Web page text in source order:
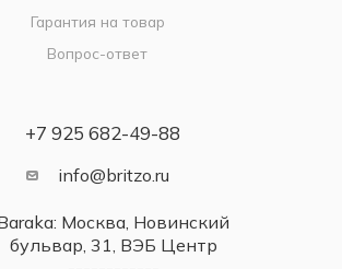
Гарантия на товар
Вопрос-ответ
+7 925 682-49-88
info@britzo.ru
Москва, Новинский
бульвар, 31, ВЭБ Центр